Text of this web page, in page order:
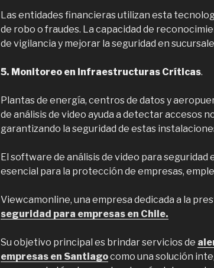
Las entidades financieras utilizan esta
de robo o fraudes. La capacidad de
de vigilancia y mejorar la seguridad en
5. Monitoreo en Infraestructuras Críticas.
Plantas de energía, centros de datos y
de análisis de video ayuda a detectar accesos
garantizando la seguridad de estas
El software de análisis de video para
esencial para la protección de empresas,
Viewcamonline, una empresa dedicada a la
seguridad para empresas en Chile.
Su objetivo principal es brindar servicios de
empresas en Santiagocomo una solución